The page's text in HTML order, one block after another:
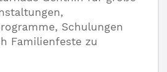
Schulungen
Familienfeste zu